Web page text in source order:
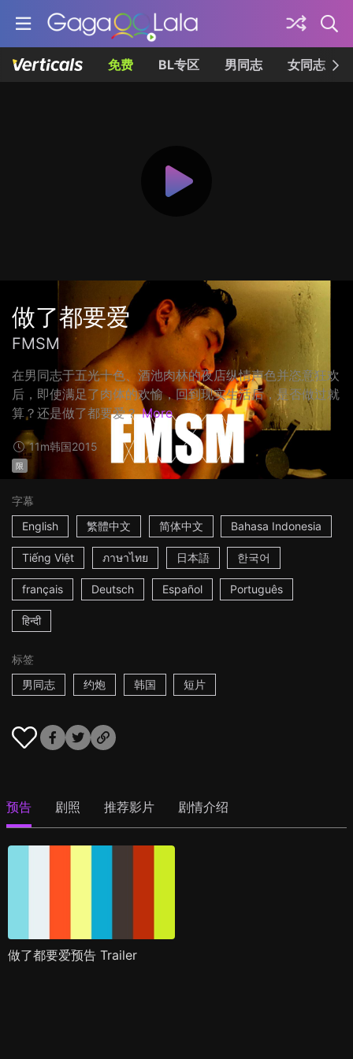
免费 BL专区 男同志 女同志
做了都要爱
FMSM
在男同志于五光十色、酒池肉林的夜店纵情声色并恣意狂欢
后，即使满足了肉体的欢愉，回到现实生活后，是否做过就
算？还是做了都要爱？ More
11m韩国2015
限
字幕
English
繁體中文 简体中文 Bahasa Indonesia
Tiếng Việt ภาษาไทย 日本語 한국어
français Deutsch Español Português
हिन्दी
标签
男同志
约炮 韩国 短片
预告 剧照 推荐影片 剧情介绍
做了都要爱预告 Trailer